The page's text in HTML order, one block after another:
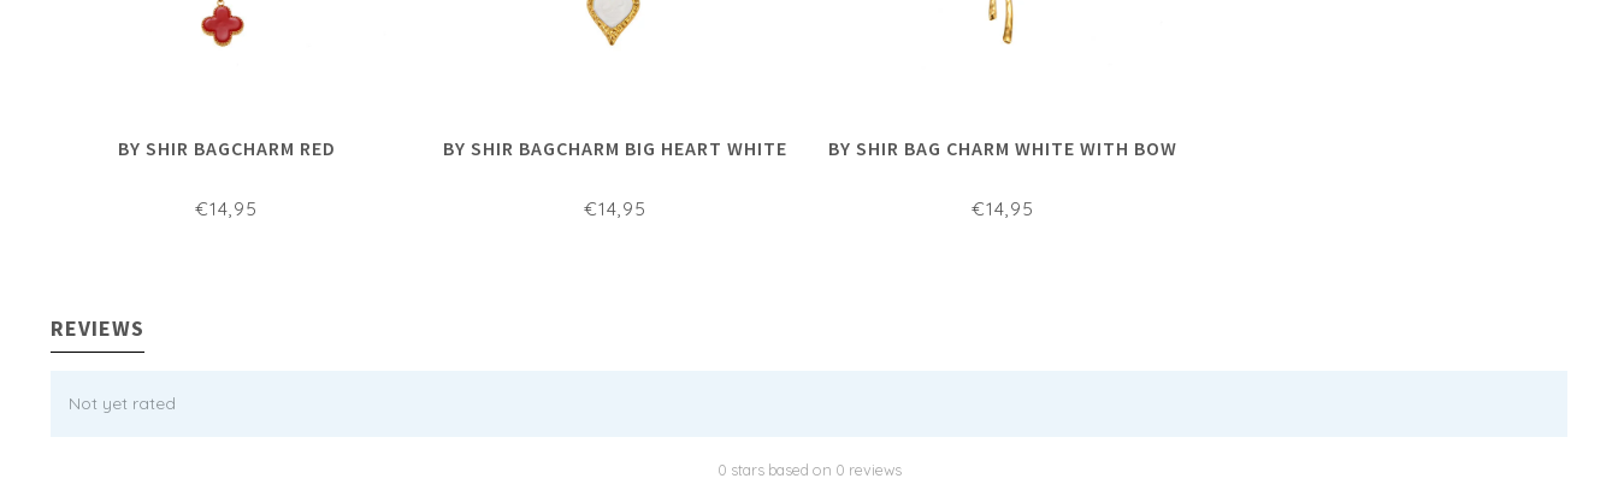
BY SHIR BAGCHARM RED
€14,95
BY SHIR BAGCHARM BIG HEART WHITE
€14,95
BY SHIR BAG CHARM WHITE WITH BOW
€14,95
REVIEWS
Not yet rated
0 stars based on 0 reviews